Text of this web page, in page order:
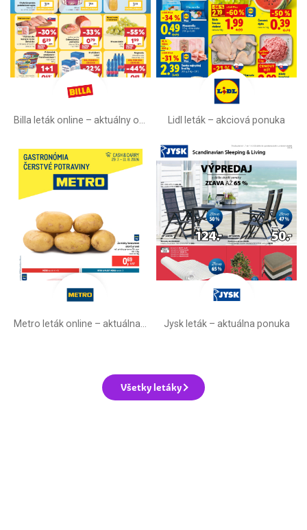
Billa leták online –⁠ aktuálny od stredy Lidl leták –⁠ akciová ponuka
Jysk leták – aktuálna ponuka
Všetky letáky